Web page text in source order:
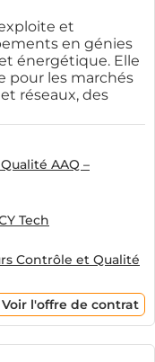
et
en génies
énergétique. Elle
pour les marchés
réseaux, des
AAQ –
Tech
Contrôle et Qualité
Voir l'offre de contrat